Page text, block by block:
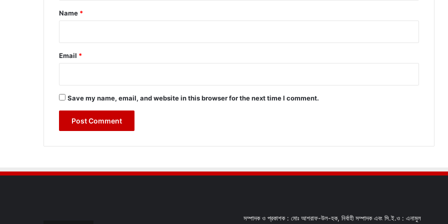
*
Name *
Email *
Save my name, email, and website in this browser for the next time I comment.
সম্পাদক ও প্রকাশক : মোঃ আশরাফ-উল-হক, নির্বাহী সম্পাদক এবং সি.ই.ও : এনামুল